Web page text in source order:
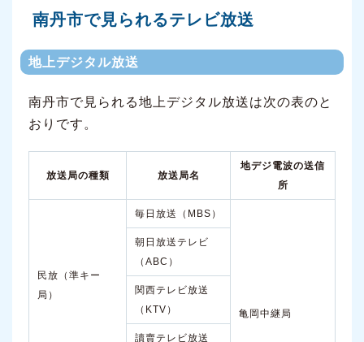
南丹市で見られるテレビ放送
地上デジタル放送
南丹市で見られる地上デジタル放送は次の表のと
おりです。
放送局の種類 放送局名
地デジ電波の送信
所
民放（準キー
局）
毎日放送（MBS）
亀岡中継局
朝日放送テレビ
（ABC）
関西テレビ放送
（KTV）
讀賣テレビ放送